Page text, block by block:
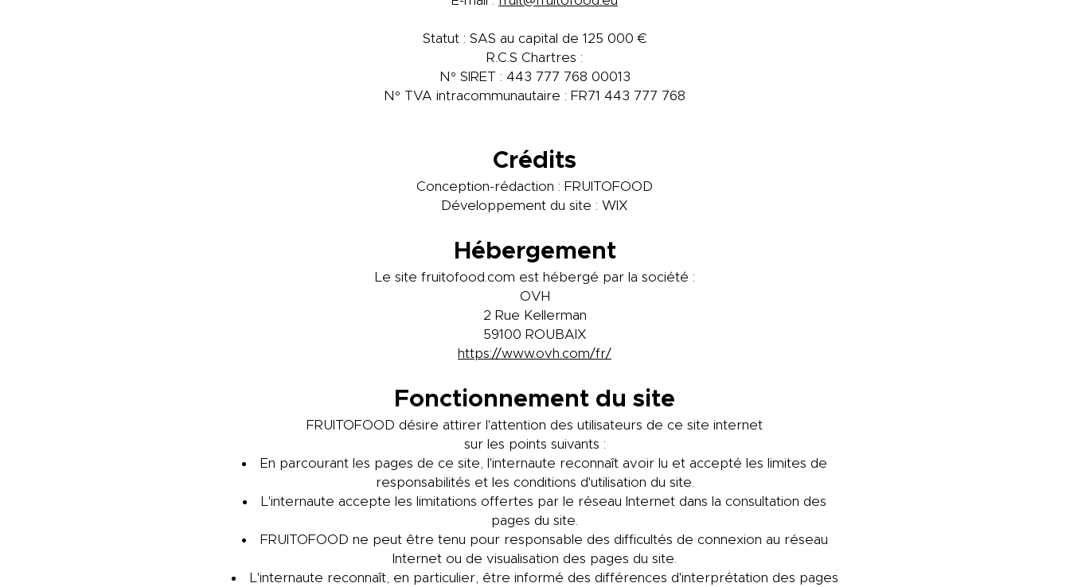
Statut : SAS au capital de 125 000 €
R.C.S Chartres :
N° SIRET : 443 777 768 00013
N° TVA intracommunautaire : FR71 443 777 768
Crédits
Conception-rédaction : FRUITOFOOD
Développement du site : WIX
Hébergement
Le site fruitofood.com est hébergé par la société :
OVH
2 Rue Kellerman
59100 ROUBAIX
https://www.ovh.com/fr/
Fonctionnement du site
FRUITOFOOD désire attirer l'attention des utilisateurs de ce site internet
sur les points suivants :
En parcourant les pages de ce site, l'internaute reconnaît avoir lu et accepté les limites de
responsabilités et les conditions d'utilisation du site.
L'internaute accepte les limitations offertes par le réseau Internet dans la consultation des
pages du site.
FRUITOFOOD ne peut être tenu pour responsable des difficultés de connexion au réseau
Internet ou de visualisation des pages du site.
L'internaute reconnaît, en particulier, être informé des différences d'interprétation des pages